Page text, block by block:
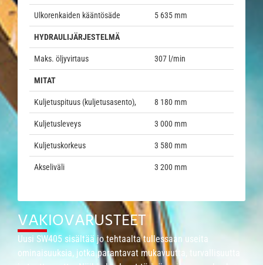
Ulkorenkaiden kääntösäde 5 635 mm
HYDRAULIJÄRJESTELMÄ
Maks. öljyvirtaus 307 l/min
MITAT
Kuljetuspituus (kuljetusasento), 8 180 mm
Kuljetusleveys 3 000 mm
Kuljetuskorkeus 3 580 mm
Akseliväli 3 200 mm
VAKIOVARUSTEET
Uusi SW405 sisältää jo tehtaalta tullessaan useita
ominaisuuksia, jotka parantavat mukavuutta, turvallisuutta